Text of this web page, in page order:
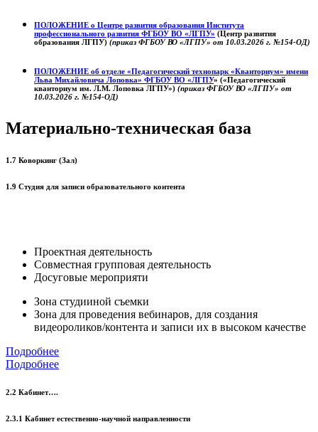
ПОЛОЖЕНИЕ о Центре развития образования Института
профессионального развития ФГБОУ ВО «ЛГПУ» (Центр развития
образования ЛГПУ) (приказ ФГБОУ ВО «ЛГПУ» от 10.03.2026 г. №154-ОД)
ПОЛОЖЕНИЕ об отделе «Педагогический технопарк «Кванториум» имени
Льва Михайловича Лоповка» ФГБОУ ВО «ЛГПУ» («Педагогический
кванториум им. Л.М. Лоповка ЛГПУ») (приказ ФГБОУ ВО «ЛГПУ» от
10.03.2026 г. №154-ОД)
Материально-техническая база
1.7 Коворкинг (Зал)
1.9 Студия для записи образовательного контента
Проектная деятельность
Совместная групповая деятельность
Досуговые мероприяти
Зона студииной съемки
Зона для проведения вебинаров, для создания
видеороликов/контента и записи их в высоком качестве
Подробнее
Подробнее
2.2 Кабинет….
2.3.1 Кабинет естественно-научной направленности